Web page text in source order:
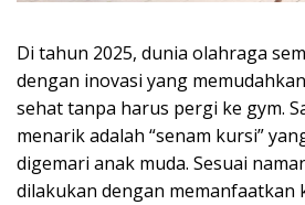
Di tahun 2025, dunia olahraga
dengan inovasi yang
sehat tanpa harus pergi ke gym.
menarik adalah “senam kursi”
digemari anak muda. Sesuai
dilakukan dengan memanfaatkan